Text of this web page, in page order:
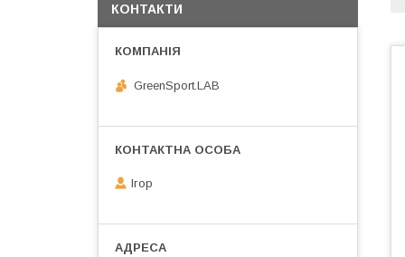
КОНТАКТИ
GreenSport.LAB
Ігор